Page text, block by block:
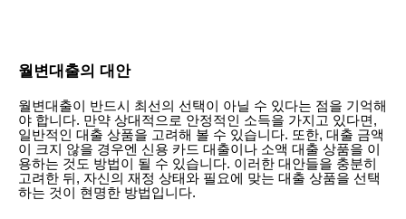
월변대출의 대안
월변대출이 반드시 최선의 선택이 아닐 수 있다는 점을 기억해
야 합니다. 만약 상대적으로 안정적인 소득을 가지고 있다면,
일반적인 대출 상품을 고려해 볼 수 있습니다. 또한, 대출 금액
이 크지 않을 경우엔 신용 카드 대출이나 소액 대출 상품을 이
용하는 것도 방법이 될 수 있습니다. 이러한 대안들을 충분히
고려한 뒤, 자신의 재정 상태와 필요에 맞는 대출 상품을 선택
하는 것이 현명한 방법입니다.